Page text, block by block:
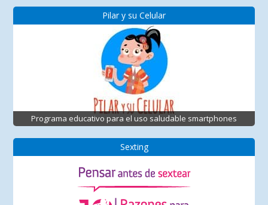
Pilar y su Celular
Programa educativo para el uso saludable smartphones
Sexting